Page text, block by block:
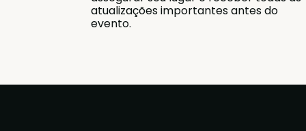
atualizações importantes antes do
evento.